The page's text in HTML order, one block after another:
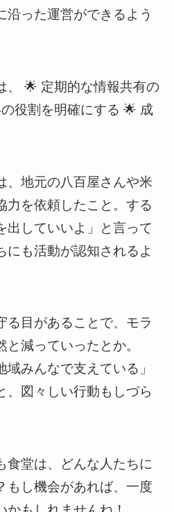
沿った運営ができるよう
、 🌟 定期的な情報共有の
役割を明確にする 🌟 成
、地元の八百屋さんや米
力を依頼したこと。する
出していいよ」と言って
にも活動が認知されるよ
る目があることで、モラ
減っていったとか。
域みんなで支えている」
、図々しい行動もしづら
食堂は、どんな人たちに
もし機会があれば、一度